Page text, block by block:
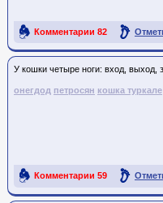
Комментарии 82
У кошки четыре ноги: вход, выход,
онегдод петросян кошка туркале
Комментарии 59